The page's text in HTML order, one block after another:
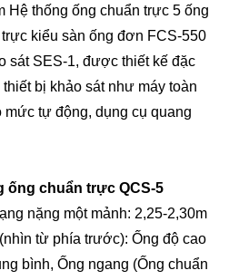
Hệ thống ống chuẩn trực 5 ống
kiểu sàn ống đơn FCS-550
sát SES-1, được thiết kế đặc
bị khảo sát như máy toàn
mức tự động, dụng cụ quang
ống chuẩn trực QCS-5
nặng một mảnh: 2,25-2,30m
từ phía trước): Ống độ cao
bình, Ống ngang (Ống chuẩn